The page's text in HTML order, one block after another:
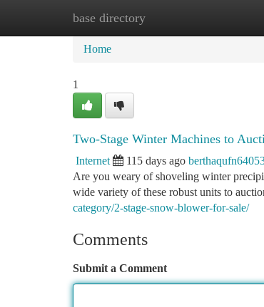
base directory
Home New Site Listings
Home
1
Two-Stage Winter Machines to
Internet 115 days ago
Are you weary of shoveling winter
wide variety of these robust units to
category/2-stage-snow-blower-for-sale/
Comments
Submit a Comment